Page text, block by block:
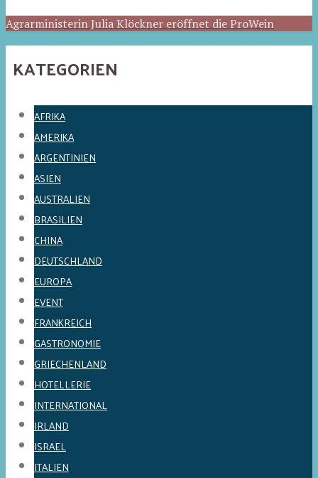
Agrarministerin Julia Klöckner eröffnet die ProWein
KATEGORIEN
AFRIKA
AMERIKA
ARGENTINIEN
ASIEN
AUSTRALIEN
BRASILIEN
CHINA
DEUTSCHLAND
EUROPA
EVENT
FRANKREICH
GASTRONOMIE
GRIECHENLAND
HOTELLERIE
INTERNATIONAL
IRLAND
ISRAEL
ITALIEN